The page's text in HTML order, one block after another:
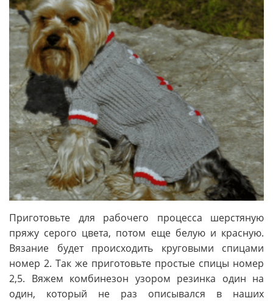
Приготовьте для рабочего процесса шерстяную
пряжу серого цвета, потом еще белую и красную.
Вязание будет происходить круговыми спицами
номер 2. Так же приготовьте простые спицы номер
2,5. Вяжем комбинезон узором резинка один на
один, который не раз описывался в наших